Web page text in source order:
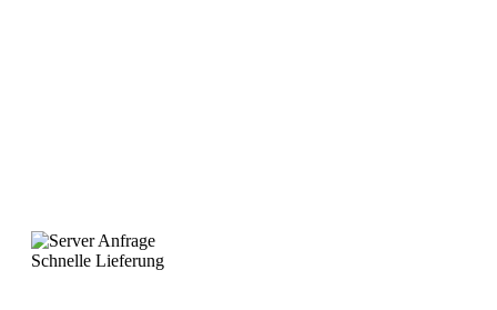
Schnelle Lieferung